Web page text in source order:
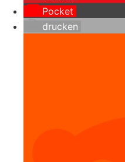
Pocket
drucken